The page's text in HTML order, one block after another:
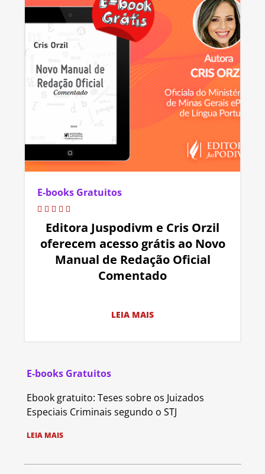
E-books Gratuitos
Editora Juspodivm e Cris Orzil
oferecem acesso grátis ao Novo
Manual de Redação Oficial
Comentado
LEIA MAIS
E-books Gratuitos
Ebook gratuito: Teses sobre os Juizados
Especiais Criminais segundo o STJ
LEIA MAIS